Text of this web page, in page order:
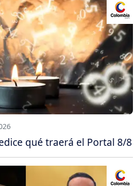
qué traerá el Portal 8/8